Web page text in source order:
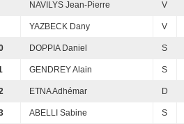
NAVILYS Jean-Pierre V
YAZBECK Dany V
DOPPIA Daniel S
GENDREY Alain S
ETNA Adhémar D
ABELLI Sabine S